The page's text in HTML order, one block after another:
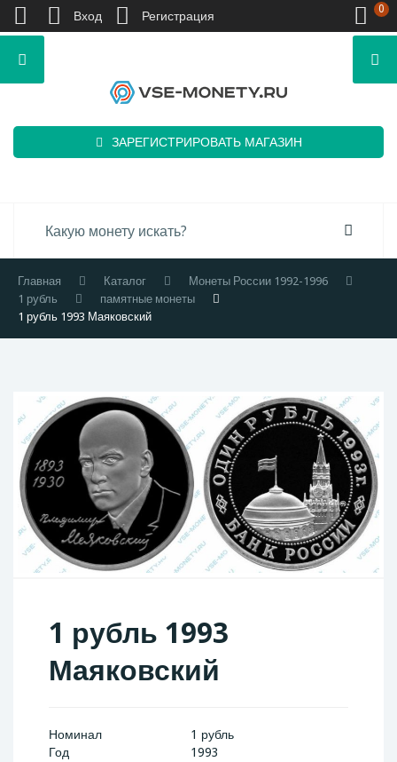
ЗАРЕГИСТРИРОВАТЬ МАГАЗИН
Главная Каталог
Монеты России 1992-1996
1 рубль
памятные монеты
1 рубль 1993 Маяковский
1 рубль 1993
Маяковский
Номинал
1 рубль
Год
1993
Вход Регистрация 0